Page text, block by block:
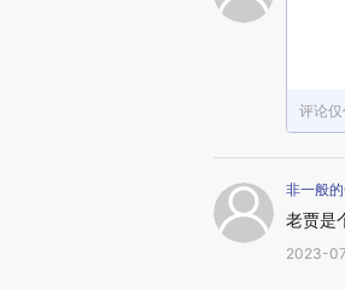
评论
非一般
老贾是
2023-